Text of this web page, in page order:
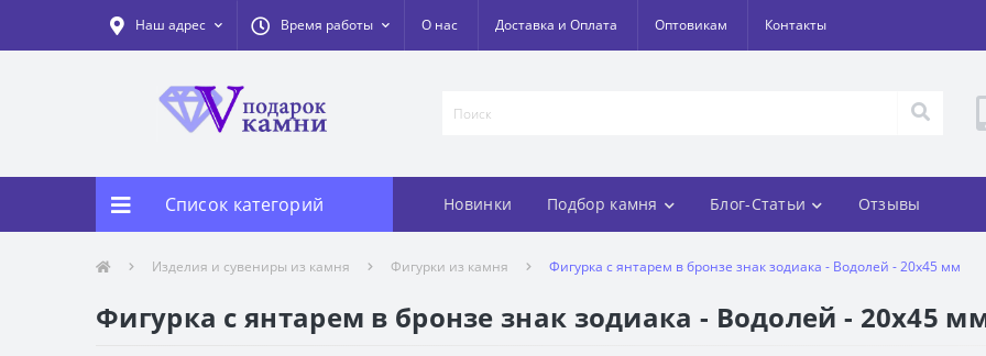
Наш адрес Время работы О нас Доставка и Оплата Оптовикам Контакты
Список категорий Новинки Подбор камня Блог-Статьи Отзывы
Изделия и сувениры из камня Фигурки из камня Фигурка с янтарем в бронзе знак зодиака - Водолей - 20х45 мм
Фигурка с янтарем в бронзе знак зодиака - Водолей - 20х45